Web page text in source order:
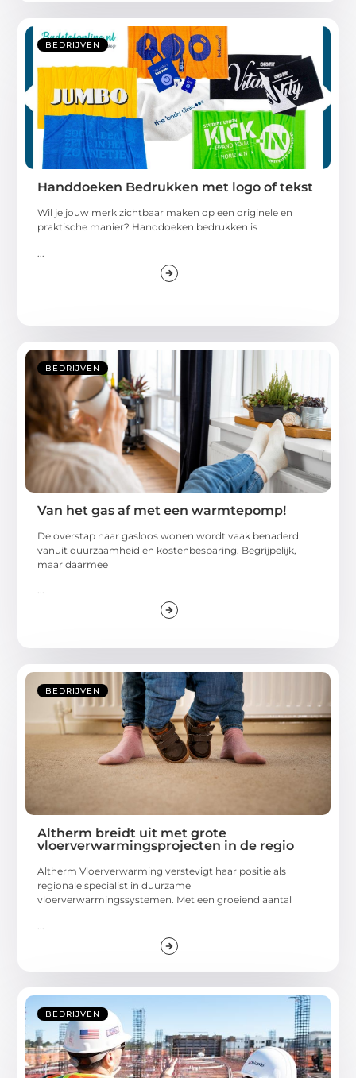
BEDRIJVEN
Handdoeken Bedrukken met logo of tekst
Wil je jouw merk zichtbaar maken op een originele en
praktische manier? Handdoeken bedrukken is
BEDRIJVEN
Van het gas af met een warmtepomp!
De overstap naar gasloos wonen wordt vaak benaderd
vanuit duurzaamheid en kostenbesparing. Begrijpelijk,
maar daarmee
...
BEDRIJVEN
Altherm breidt uit met grote
vloerverwarmingsprojecten in de regio
Altherm Vloerverwarming verstevigt haar positie als
regionale specialist in duurzame
vloerverwarmingssystemen. Met een groeiend aantal
BEDRIJVEN